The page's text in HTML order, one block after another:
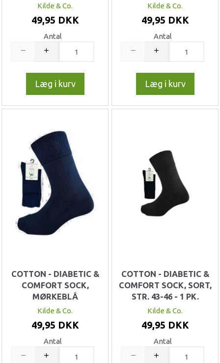
Kilde & Co.
49,95 DKK
Antal
Læg i kurv
Kilde & Co.
49,95 DKK
Antal
Læg i kurv
COTTON - DIABETIC &
COMFORT SOCK,
MØRKEBLÅ
Kilde & Co.
49,95 DKK
Antal
COTTON - DIABETIC &
COMFORT SOCK, SORT,
STR. 43-46 - 1 PK.
Kilde & Co.
49,95 DKK
Antal